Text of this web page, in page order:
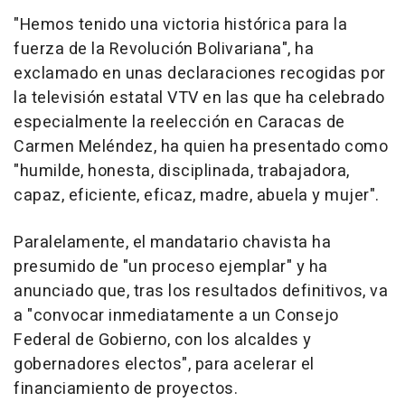
"Hemos tenido una victoria histórica para la
fuerza de la Revolución Bolivariana", ha
exclamado en unas declaraciones recogidas por
la televisión estatal VTV en las que ha celebrado
especialmente la reelección en Caracas de
Carmen Meléndez, ha quien ha presentado como
"humilde, honesta, disciplinada, trabajadora,
capaz, eficiente, eficaz, madre, abuela y mujer".
Paralelamente, el mandatario chavista ha
presumido de "un proceso ejemplar" y ha
anunciado que, tras los resultados definitivos, va
a "convocar inmediatamente a un Consejo
Federal de Gobierno, con los alcaldes y
gobernadores electos", para acelerar el
financiamiento de proyectos.